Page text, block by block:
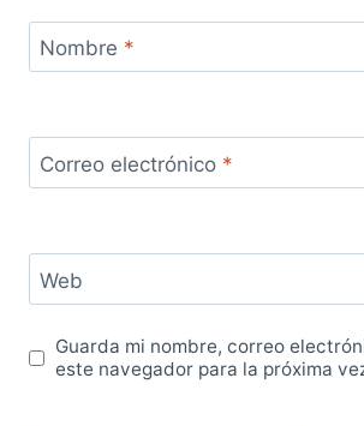
Nombre *
Correo electrónico *
Web
Guarda mi nombre, correo
este navegador para la próxima